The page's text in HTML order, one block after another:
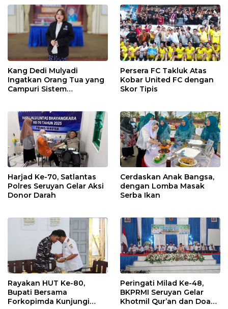
Kang Dedi Mulyadi
Ingatkan Orang Tua yang
Campuri Sistem
Etika Hukum Pendidikan
Persera FC Takluk Atas
Kobar United FC dengan
Skor Tipis
Harjad Ke-70, Satlantas
Polres Seruyan Gelar Aksi
Donor Darah
Cerdaskan Anak Bangsa,
dengan Lomba Masak
Serba Ikan
Rayakan HUT Ke-80,
Bupati Bersama
Forkopimda Kunjungi
Peringati Milad Ke-48,
BKPRMI Seruyan Gelar
Khotmil Qur’an dan Doa